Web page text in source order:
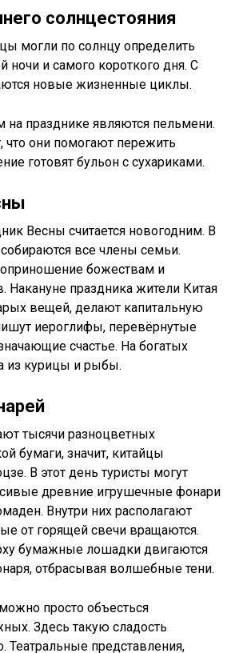
солнцестояния
могли по солнцу определить
ночи и самого короткого дня. С
новые жизненные циклы.
празднике являются пельмени.
что они помогают пережить
готовят бульон с сухариками.
Весны считается новогодним. В
все члены семьи.
божествам и
Накануне праздника жители Китая
вещей, делают капитальную
иероглифы, перевёрнутые
счастье. На богатых
из курицы и рыбы.
тысячи разноцветных
бумаги, значит, китайцы
В этот день туристы могут
древние игрушечные фонари
Внутри них располагают
от горящей свечи вращаются.
бумажные лошадки двигаются
отбрасывая волшебные тени.
просто объесться
Здесь такую сладость
Театральные представления,